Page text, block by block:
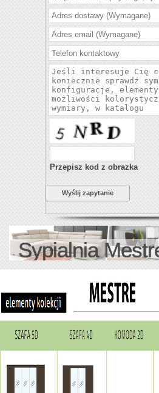
Przepisz kod z obrazka
Wyślij zapytanie
Sypialnia